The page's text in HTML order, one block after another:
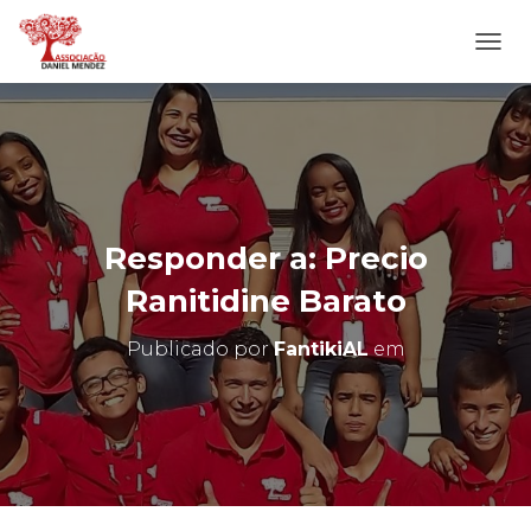
L
T
E
R
N
A
N
A
E
G
O
Responder a: Precio
Ranitidine Barato
Publicado porFantikiALem